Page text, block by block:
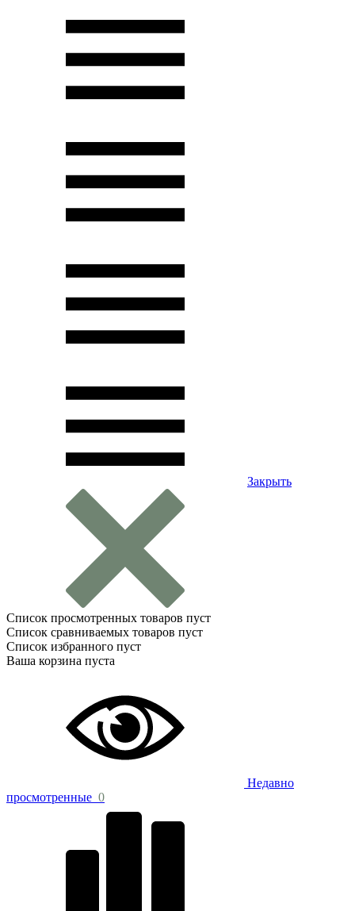
Закрыть
Список просмотренных товаров пуст
Список сравниваемых товаров пуст
Список избранного пуст
Ваша корзина пуста
Недавно
просмотренные 0